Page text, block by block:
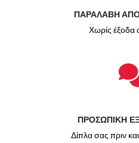
ΠΑΡΑΛΑΒΗ
Χωρίς έξοδα
ΠΡΟΣΩΠΙΚΗ
Δίπλα σας πριν